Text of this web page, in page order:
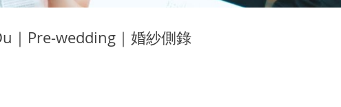
｜Pre-wedding｜婚紗側錄